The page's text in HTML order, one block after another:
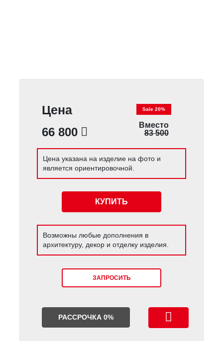
Цена
66 800
Sale 20%
Вместо
83 500
Цена указана на изделие на фото и
является ориентировочной.
КУПИТЬ
Возможны любые дополнения в
архитектуру, декор и отделку изделия.
ЗАПРОСИТЬ
РАССРОЧКА 0%